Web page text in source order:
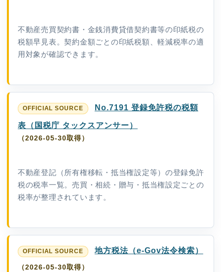
不動産売買契約書・金銭消費貸借契約書等の印紙税の
税額早見表。契約金額ごとの印紙税額、軽減税率の適
用対象が確認できます。
No.7191 登録免許税の税額
表（国税庁 タックスアンサー）
（2026-05-30取得）
不動産登記（所有権移転・抵当権設定等）の登録免許
税の税率一覧。売買・相続・贈与・抵当権設定ごとの
税率が整理されています。
地方税法（e-Gov法令検索）
（2026-05-30取得）